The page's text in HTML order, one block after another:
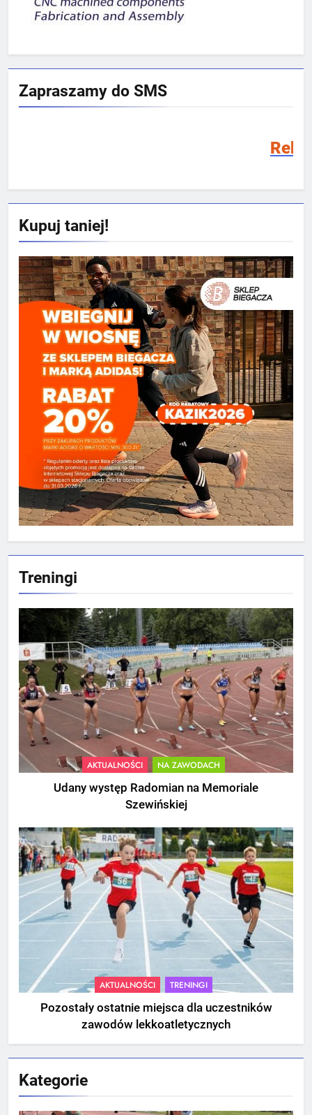
Zapraszamy do SMS
Rekrutacja
Kupuj taniej!
Treningi
AKTUALNOŚCI NA ZAWODACH
Udany występ Radomian na Memoriale
Szewińskiej
AKTUALNOŚCI TRENINGI
Pozostały ostatnie miejsca dla uczestników
zawodów lekkoatletycznych
Kategorie